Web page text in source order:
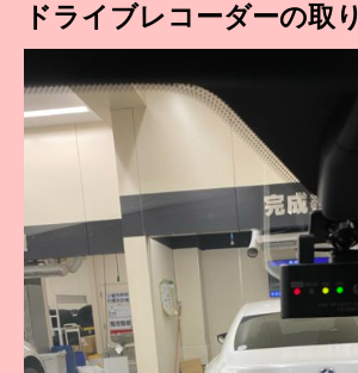
ドライブレコーダーの取